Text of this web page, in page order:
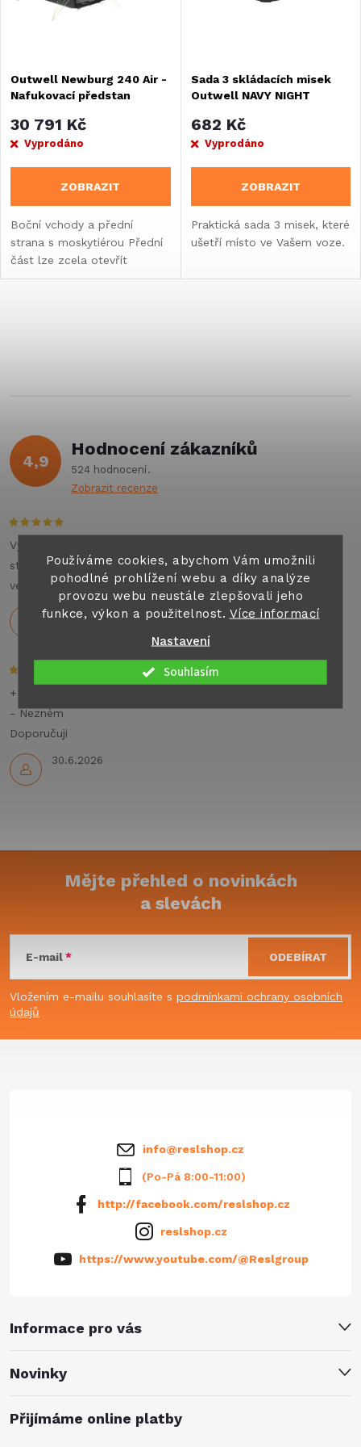
Používáme cookies, abychom Vám umožnili
pohodlné prohlížení webu a díky analýze
provozu webu neustále zlepšovali jeho
funkce, výkon a použitelnost. Více informací
Nastavení
Souhlasím
n
p
r
o
d
u
s
p
r
d
u
ů
Outwell Newburg 240 Air -
Nafukovací předstan
30 791 Kč
Vyprodáno
ZOBRAZIT
Boční vchody a přední
strana s moskytiérou Přední
část lze zcela otevřít
pomocí zipu Prostorný
Sada 3 skládacích misek
Outwell NAVY NIGHT
682 Kč
Vyprodáno
ZOBRAZIT
Praktická sada 3 misek, které
ušetří místo ve Vašem voze.
l
d
a
c
í
p
r
k
y
v
ý
i
4,9
Hodnocení zákazníků
524 hodnocení
Zobrazit recenze
Holeček
Výborné jednání , příjemný personál , auto top. Můžu na
stoprocent doporučit všem co hledají jakýkoliv pronájem
velkých aut nebo karavanu na dovolenou .
30.6.2026
+ Rychlé dodání,dobré ceny
- Nezném
Doporučuji
p
a
Mějte přehled o novinkách
a slevách
E-mail
Vložením e-mailu souhlasíte s podmínkami ochrany osobních
údajů
ODEBÍRAT
Informace pro vás
Novinky
info@reslshop.cz
(Po-Pá 8:00-11:00)
http://facebook.com/reslshop.cz
reslshop.cz
https://www.youtube.com/@Reslgroup
Přijímáme online platby